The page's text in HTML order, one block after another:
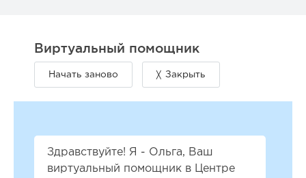
Здравствуйте! Я - Ольга, Ваш
виртуальный помощник в Центре